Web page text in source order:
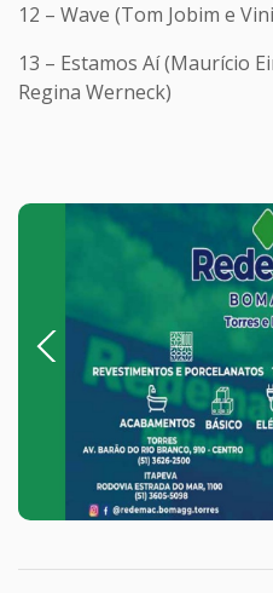
12 – Wave (Tom Jobim e
13 – Estamos Aí (Maurício
Regina Werneck)
Previous